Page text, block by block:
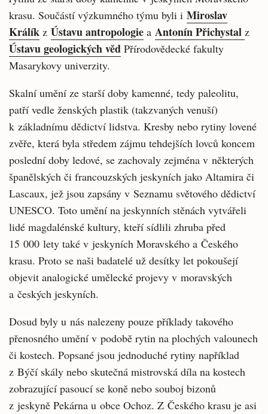
krasu. Součástí výzkumného týmu byli i Miroslav
Králík z Ústavu antropologie a Antonín Přichystal z
Ústavu geologických věd Přírodovědecké fakulty
Masarykovy univerzity.
Skalní umění ze starší doby kamenné, tedy paleolitu,
patří vedle ženských plastik (takzvaných venuší)
k základnímu dědictví lidstva. Kresby nebo rytiny lovené
zvěře, která byla středem zájmu tehdejších lovců koncem
poslední doby ledové, se zachovaly zejména v některých
španělských či francouzských jeskyních jako Altamira či
Lascaux, jež jsou zapsány v Seznamu světového dědictví
UNESCO. Toto umění na jeskynních stěnách vytvářeli
lidé magdalénské kultury, kteří sídlili zhruba před
15 000 lety také v jeskyních Moravského a Českého
krasu. Proto se naši badatelé už desítky let pokoušejí
objevit analogické umělecké projevy v moravských
a českých jeskyních.
Dosud byly u nás nalezeny pouze příklady takového
přenosného umění v podobě rytin na plochých valounech
či kostech. Popsané jsou jednoduché rytiny například
z Býčí skály nebo skutečná mistrovská díla na kostech
zobrazující pasoucí se koně nebo souboj bizonů
z jeskyně Pekárna u obce Ochoz. Z Českého krasu je asi